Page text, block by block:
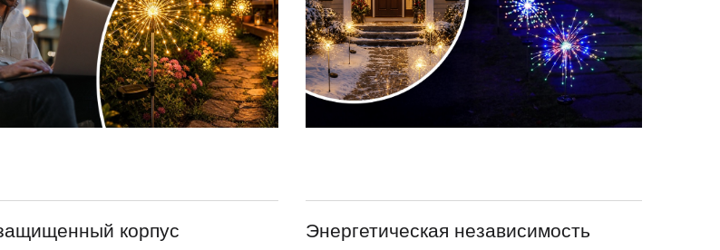
корпус Энергетическая независимость